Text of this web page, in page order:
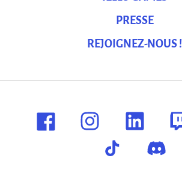
PRESSE
REJOIGNEZ-NOUS !